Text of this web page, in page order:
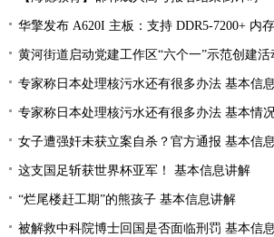
华擎发布 A620I 主板：支持 DDR5-7200+ 内
黄河街道启动党建工作区“六个一”示范创建活
专家称日本处理核污水还有很多办法 基本信
专家称日本处理核污水还有很多办法 基本情
女子遭强奸未获立案自杀？官方通报 基本信
这支国足斩获世界杯亚军！ 基本信息讲解
“烂尾楼赶工期”的熊孩子 基本信息讲解
被解救中科院博士回国是否面临刑罚 基本信